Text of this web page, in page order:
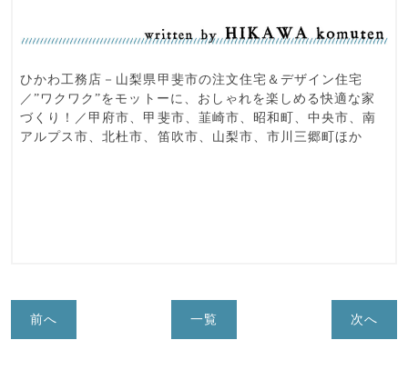
ひかわ工務店－山梨県甲斐市の注文住宅＆デザイン住宅
／”ワクワク”をモットーに、おしゃれを楽しめる快適な家
づくり！／甲府市、甲斐市、韮崎市、昭和町、中央市、南
アルプス市、北杜市、笛吹市、山梨市、市川三郷町ほか
前へ 一覧 次へ